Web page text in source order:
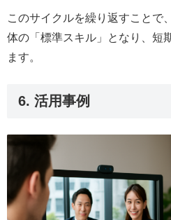
このサイクルを繰り返すことで
体の「標準スキル」となり、短
ます。
6. 活用事例